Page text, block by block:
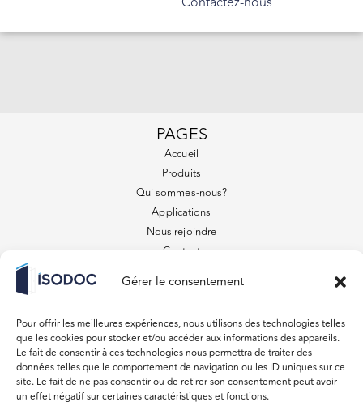
Gérer le consentement
Pour offrir les meilleures expériences, nous utilisons des technologies telles
que les cookies pour stocker et/ou accéder aux informations des appareils.
Le fait de consentir à ces technologies nous permettra de traiter des
données telles que le comportement de navigation ou les ID uniques sur ce
site. Le fait de ne pas consentir ou de retirer son consentement peut avoir
un effet négatif sur certaines caractéristiques et fonctions.
PAGES
Accueil
Produits
Qui sommes-nous?
Applications
Nous rejoindre
Contact
Conditions générales de vente
879 Rue des Entrepreneurs
31220 Lavelanet de Comminges
Du lundi au vendredi 08:00 – 18:00
Samedi, Dimanche Fermé